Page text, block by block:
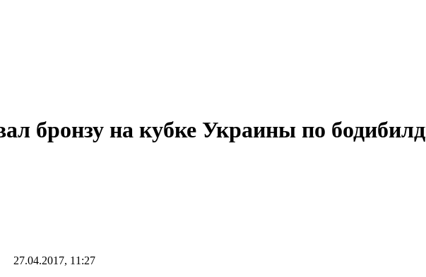
бронзу на кубке Украины по
27.04.2017, 11:27